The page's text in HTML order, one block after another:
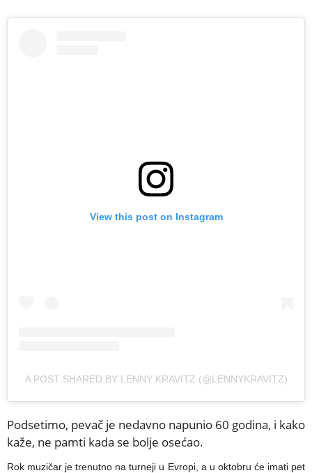
View this post on Instagram
A POST SHARED BY LENNY KRAVITZ (@LENNYKRAVITZ)
Podsetimo, pevač je nedavno napunio 60 godina, i kako
kaže, ne pamti kada se bolje osećao.
Rok muzičar je trenutno na turneji u Evropi, a u oktobru će imati pet